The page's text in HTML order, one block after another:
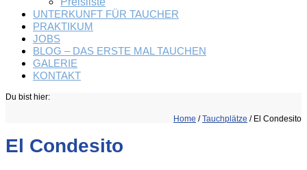
UNTERKUNFT FÜR TAUCHER
PRAKTIKUM
JOBS
BLOG – DAS ERSTE MAL TAUCHEN
GALERIE
KONTAKT
Du bist hier:
Home /Tauchplätze / El Condesito
El Condesito